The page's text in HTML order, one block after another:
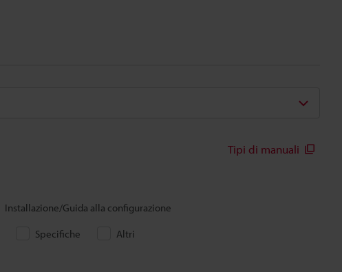
Tipi di manuali
Installazione/Guida alla configurazione
Specifiche Altri